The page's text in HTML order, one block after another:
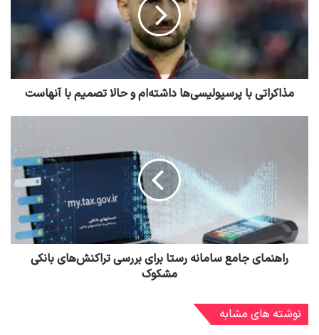
مذاکراتی با پرسپولیسی‌ها داشته‌ام و حالا تصمیم با آنهاست
راهنمای جامع سامانه رستا برای بررسی تراکنش‌های بانکی
مشکوک
نوشته های مشابه